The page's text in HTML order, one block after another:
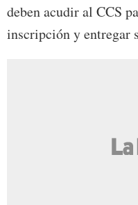
deben acudir al CCS
inscripción y entregar